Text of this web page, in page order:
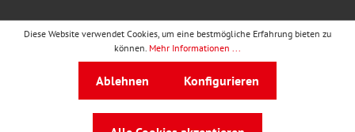
Diese Website verwendet Cookies, um eine bestmögliche Erfahrung bieten zu
können. Mehr Informationen ...
Ablehnen Konfigurieren